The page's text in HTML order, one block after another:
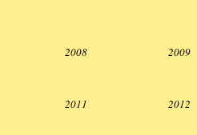
2008 2009
2011 2012